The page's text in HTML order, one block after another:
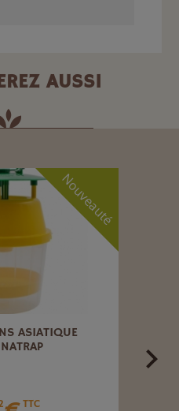
AUSSI
Nouveauté
ASIATIQUE
TTC